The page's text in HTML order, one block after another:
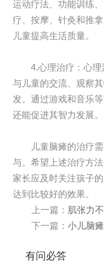
运动疗法、功能训练
疗、按摩、针灸和推
儿童提高生活质量。
4.心理治疗：心理
与儿童的交流、观察
发。通过游戏和音乐
还能促进其智力发展。
儿童脑瘫的治疗需
与。希望上述治疗方
家长应及时关注孩子
达到比较好的效果。
上一篇： 肌张力
下一篇： 小儿脑
有问必答